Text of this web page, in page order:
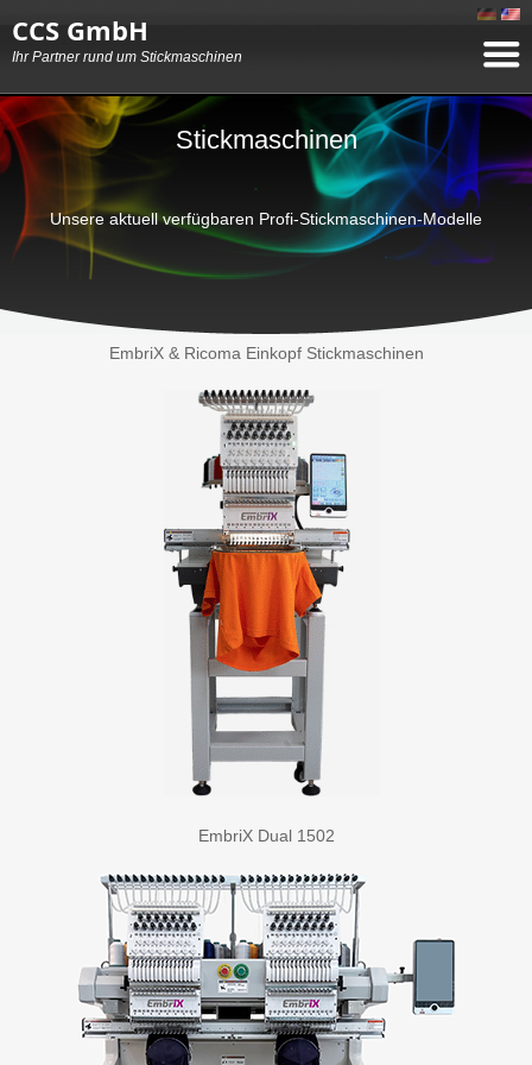
CCS GmbH
Ihr Partner rund um Stickmaschinen
Stickmaschinen
Unsere aktuell verfügbaren Profi-Stickmaschinen-Modelle
EmbriX & Ricoma Einkopf Stickmaschinen
EmbriX Dual 1502